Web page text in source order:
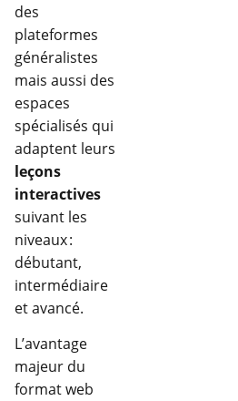
des
plateformes
généralistes
mais aussi des
espaces
spécialisés qui
adaptent leurs
leçons
interactives
suivant les
niveaux :
débutant,
intermédiaire
et avancé.
L’avantage
majeur du
format web